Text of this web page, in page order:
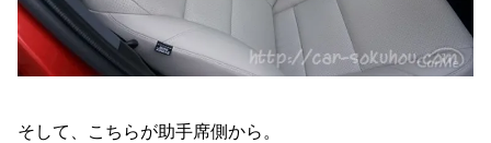
そして、こちらが助手席側から。